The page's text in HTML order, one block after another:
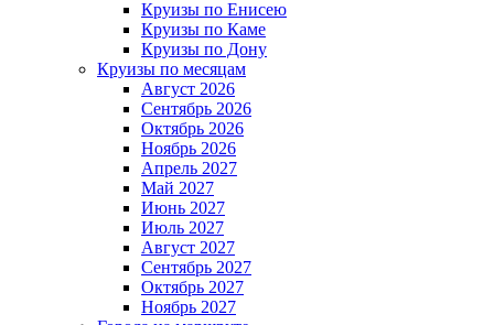
Круизы по Енисею
Круизы по Каме
Круизы по Дону
Круизы по месяцам
Август 2026
Сентябрь 2026
Октябрь 2026
Ноябрь 2026
Апрель 2027
Май 2027
Июнь 2027
Июль 2027
Август 2027
Сентябрь 2027
Октябрь 2027
Ноябрь 2027